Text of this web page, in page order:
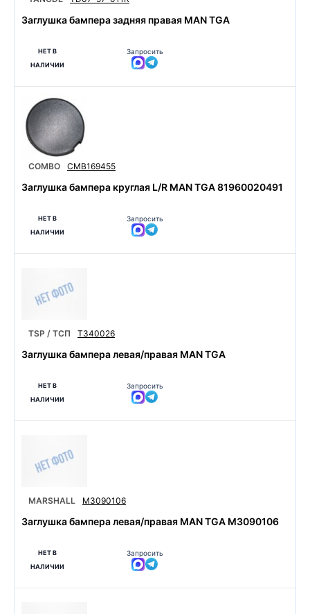
Заглушка бампера задняя правая MAN TGA
НЕТ В
НАЛИЧИИ
Запросить
COMBO CMB169455
Заглушка бампера круглая L/R MAN TGA 81960020491
НЕТ В
НАЛИЧИИ
Запросить
TSP / ТСП T340026
Заглушка бампера левая/правая MAN TGA
НЕТ В
НАЛИЧИИ
Запросить
MARSHALL M3090106
Заглушка бампера левая/правая MAN TGA M3090106
НЕТ В
НАЛИЧИИ
Запросить